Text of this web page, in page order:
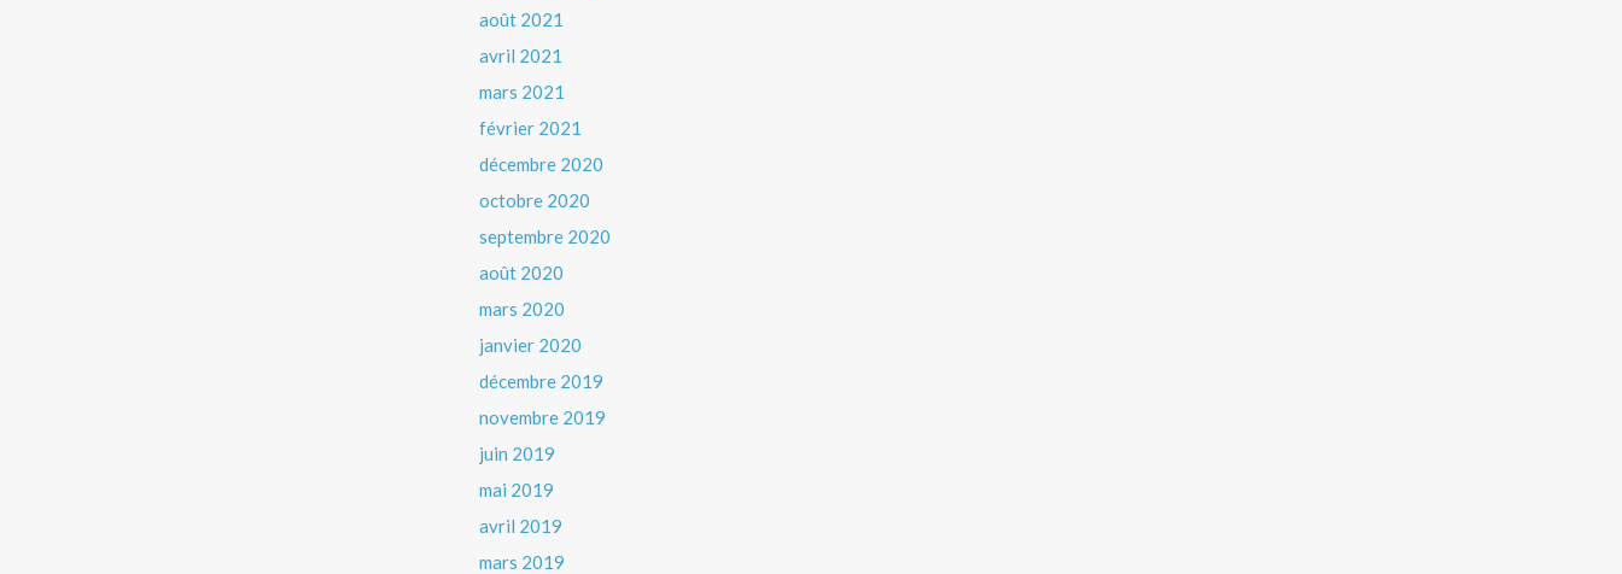
août 2021
avril 2021
mars 2021
février 2021
décembre 2020
octobre 2020
septembre 2020
août 2020
mars 2020
janvier 2020
décembre 2019
novembre 2019
juin 2019
mai 2019
avril 2019
mars 2019